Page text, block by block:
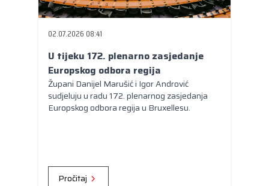
02.07.2026 08:41
U tijeku 172. plenarno zasjedanje
Europskog odbora regija
Župani Danijel Marušić i Igor Andrović
sudjeluju u radu 172. plenarnog zasjedanja
Europskog odbora regija u Bruxellesu.
Pročitaj